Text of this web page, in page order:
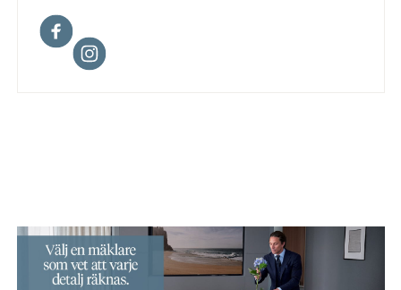
Facebook